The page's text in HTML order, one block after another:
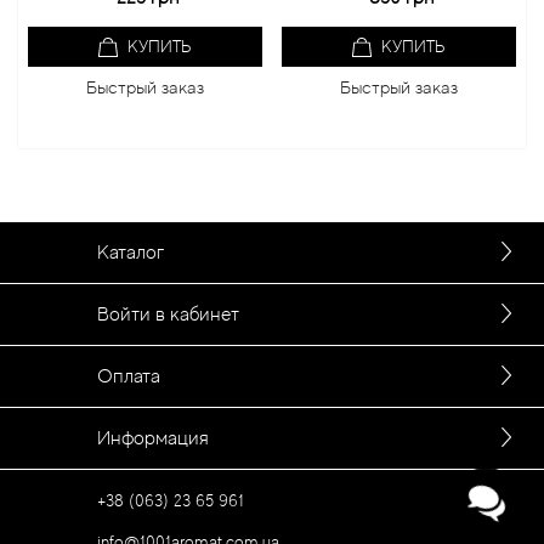
КУПИТЬ
Быстрый заказ
КУПИТЬ
Быстрый заказ
Каталог
Войти в кабинет
Оплата
Информация
+38 (063) 23 65 961